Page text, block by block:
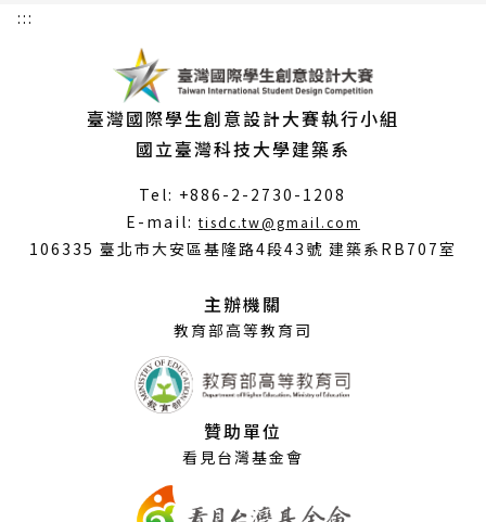
:::
臺灣國際學生創意設計大賽執行小組
國立臺灣科技大學建築系
Tel: +886-2-2730-1208
E-mail:tisdc.tw@gmail.com
開
106335 臺北市大安區基隆路4段43號 建築系RB707室
主辦機關
教育部高等教育司
贊助單位
看見台灣基金會